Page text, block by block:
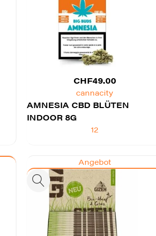
CHF49.00
cannacity
AMNESIA CBD BLÜTEN
INDOOR 8G
12
Angebot